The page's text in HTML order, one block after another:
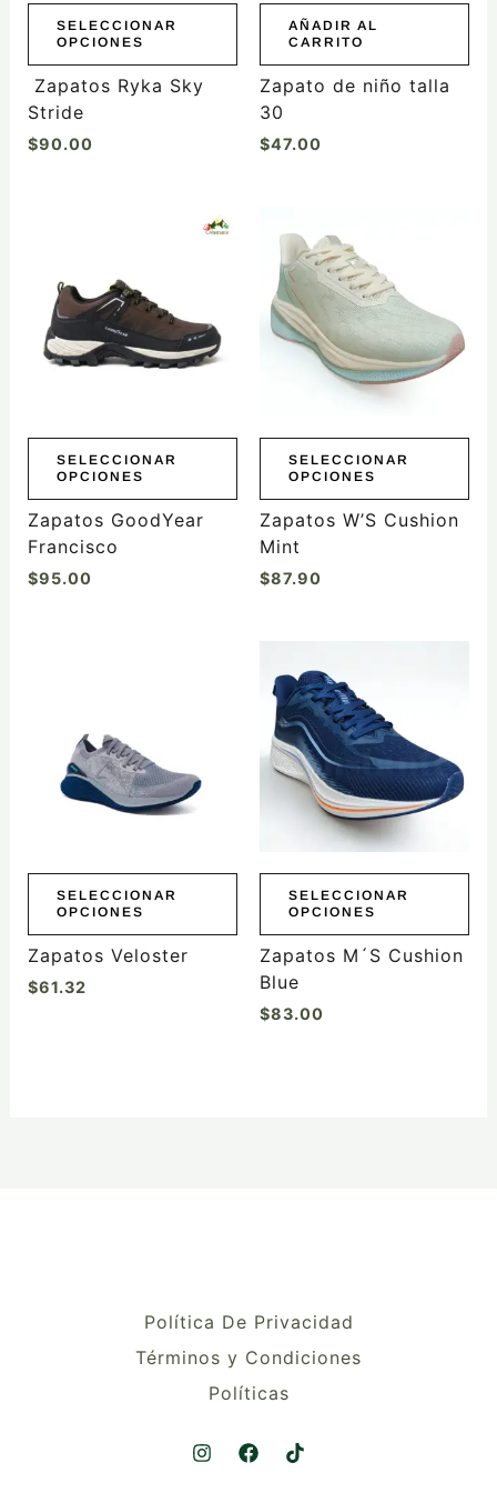
SELECCIONAR
OPCIONES
elegir
la
página
producto
Zapatos Ryka Sky
Stride
$90.00
AÑADIR AL
CARRITO
Zapato de niño talla
30
$47.00
SELECCIONAR
OPCIONES
múltiples
variantes.
Las
pueden
elegir
la
página
de
producto
Zapatos GoodYear
Francisco
$95.00
SELECCIONAR
OPCIONES
producto
tiene
múltiples
variantes.
opciones
pueden
elegir
la
página
de
producto
Zapatos W’S Cushion
Mint
$87.90
SELECCIONAR
OPCIONES
múltiples
variantes.
opciones
elegir
la
página
de
Zapatos Veloster
$61.32
SELECCIONAR
OPCIONES
producto
tiene
múltiples
variantes.
Las
opciones
elegir
la
página
producto
Zapatos M´S Cushion
Blue
$83.00
Política De Privacidad
Términos y Condiciones
Políticas